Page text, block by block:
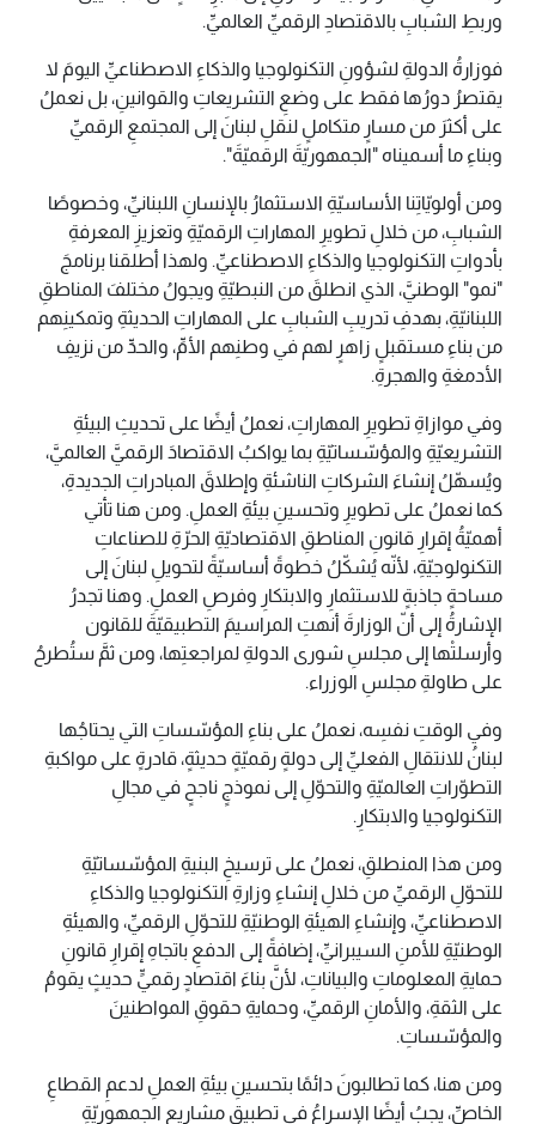
وربطِ الشبابِ بالاقتصادِ الرقميِّ العالميِّ.
فوزارةُ الدولةِ لشؤونِ التكنولوجيا والذكاءِ الاصطناعيِّ اليومَ لا
يقتصرُ دورُها فقط على وضعِ التشريعاتِ والقوانينِ، بل نعملُ
على أكثرَ من مسارٍ متكاملٍ لنقلِ لبنانَ إلى المجتمعِ الرقميِّ
وبناءِ ما أسميناه "الجمهوريّةَ الرقميّةَ".
ومن أولويّاتِنا الأساسيّةِ الاستثمارُ بالإنسانِ اللبنانيِّ، وخصوصًا
الشبابِ، من خلالِ تطويرِ المهاراتِ الرقميّةِ وتعزيزِ المعرفةِ
بأدواتِ التكنولوجيا والذكاءِ الاصطناعيِّ. ولهذا أطلقنا برنامجَ
"نمو" الوطنيَّ، الذي انطلقَ من النبطيّةِ ويجولُ مختلفَ المناطقِ
اللبنانيّةِ، بهدفِ تدريبِ الشبابِ على المهاراتِ الحديثةِ وتمكينِهم
من بناءِ مستقبلٍ زاهرٍ لهم في وطنِهم الأمِّ، والحدِّ من نزيفِ
الأدمغةِ والهجرةِ.
وفي موازاةِ تطويرِ المهاراتِ، نعملُ أيضًا على تحديثِ البيئةِ
التشريعيّةِ والمؤسّساتيّةِ بما يواكبُ الاقتصادَ الرقميَّ العالميَّ،
ويُسهّلُ إنشاءَ الشركاتِ الناشئةِ وإطلاقَ المبادراتِ الجديدةِ،
كما نعملُ على تطويرِ وتحسينِ بيئةِ العملِ. ومن هنا تأتي
أهميّةُ إقرارِ قانونِ المناطقِ الاقتصاديّةِ الحرّةِ للصناعاتِ
التكنولوجيّةِ، لأنّه يُشكّلُ خطوةً أساسيّةً لتحويلِ لبنانَ إلى
مساحةٍ جاذبةٍ للاستثمارِ والابتكارِ وفرصِ العملِ. وهنا تجدرُ
الإشارةُ إلى أنّ الوزارةَ أنهتِ المراسيمَ التطبيقيّةَ للقانون
وأرسلتْها إلى مجلسِ شورى الدولةِ لمراجعتِها، ومن ثمَّ ستُطرحُ
على طاولةِ مجلسِ الوزراء.
وفي الوقتِ نفسِه، نعملُ على بناءِ المؤسّساتِ التي يحتاجُها
لبنانُ للانتقالِ الفعليِّ إلى دولةٍ رقميّةٍ حديثةٍ، قادرةٍ على مواكبةِ
التطوّراتِ العالميّةِ والتحوّلِ إلى نموذجٍ ناجحٍ في مجالِ
التكنولوجيا والابتكارِ.
ومن هذا المنطلقِ، نعملُ على ترسيخِ البنيةِ المؤسّساتيّةِ
للتحوّلِ الرقميِّ من خلالِ إنشاءِ وزارةِ التكنولوجيا والذكاءِ
الاصطناعيِّ، وإنشاءِ الهيئةِ الوطنيّةِ للتحوّلِ الرقميِّ، والهيئةِ
الوطنيّةِ للأمنِ السيبرانيِّ، إضافةً إلى الدفعِ باتجاهِ إقرارِ قانونِ
حمايةِ المعلوماتِ والبياناتِ، لأنَّ بناءَ اقتصادٍ رقميٍّ حديثٍ يقومُ
على الثقةِ، والأمانِ الرقميِّ، وحمايةِ حقوقِ المواطنينَ
والمؤسّساتِ.
ومن هنا، كما تطالبونَ دائمًا بتحسينِ بيئةِ العملِ لدعمِ القطاعِ
الخاصِّ، يجبُ أيضًا الإسراعُ في تطبيقِ مشاريعِ الجمهوريّةِ